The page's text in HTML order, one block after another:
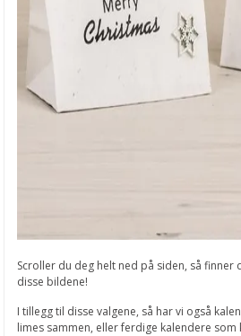
Scroller du deg helt ned på siden, så
disse bildene!
I tillegg til disse valgene, så har vi også
limes sammen, eller ferdige kalendere som